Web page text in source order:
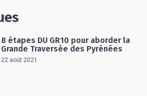
8 étapes DU GR10 pour aborder la
Grande Traversée des Pyrénées
22 août 2021